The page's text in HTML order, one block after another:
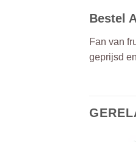
Bestel
Fan van
geprijsd